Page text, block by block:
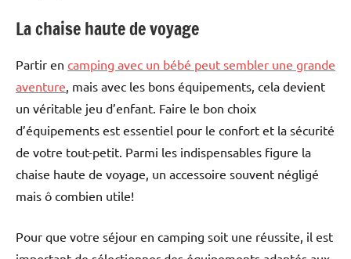
La chaise haute de voyage
Partir en camping avec un bébé peut sembler une grande
aventure, mais avec les bons équipements, cela devient
un véritable jeu d’enfant. Faire le bon choix
d’équipements est essentiel pour le confort et la sécurité
de votre tout-petit. Parmi les indispensables figure la
chaise haute de voyage, un accessoire souvent négligé
mais ô combien utile!
Pour que votre séjour en camping soit une réussite, il est